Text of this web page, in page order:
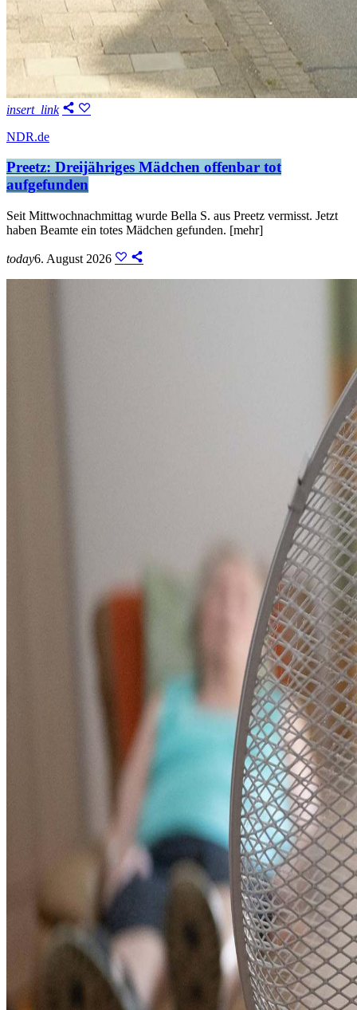
insert_link
NDR.de
Preetz: Dreijähriges Mädchen offenbar tot
aufgefunden
Seit Mittwochnachmittag wurde Bella S. aus Preetz vermisst. Jetzt
haben Beamte ein totes Mädchen gefunden. [mehr]
today6. August 2026